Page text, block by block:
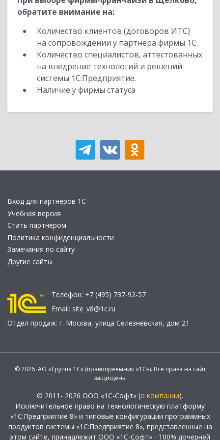
обратите внимание на:
Количество клиентов (договоров ИТС)
на сопровождении у партнера фирмы 1С.
Количество специалистов, аттестованных
на внедрение технологий и решений
системы 1С:Предприятие.
Наличие у фирмы статуса
Вход для партнеров 1С
Учебная версия
Стать партнером
Политика конфиденциальности
Замечания по сайту
Другие сайты
Телефон: +7 (495) 737-92-57
Email: site_v8@1c.ru
Отдел продаж: г. Москва, улица Селезнёвская, дом 21
© 2026 АО «Группа 1С» (правопреемник «1С»). Все права на сайт
защищены
© 2011- 2026 ООО «1С-Софт» (о компании).
Исключительное право на технологическую платформу
«1С:Предприятие 8» и типовые конфигурации программных
продуктов системы «1С:Предприятие 8», представленные на
этом сайте, принадлежит ООО «1С-Софт» - 100% дочерней